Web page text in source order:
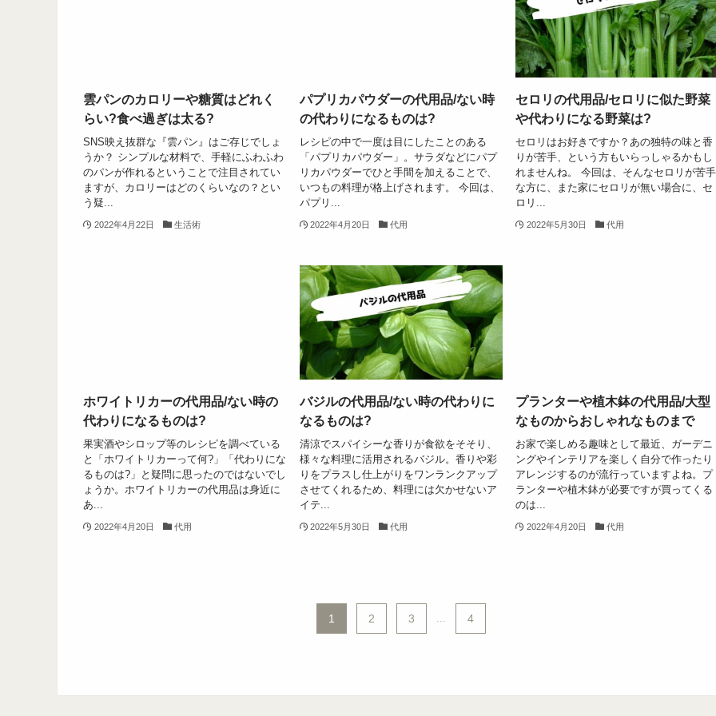
雲パンのカロリーや糖質はどれく
らい?食べ過ぎは太る?
SNS映え抜群な『雲パン』はご存じでしょ
うか？ シンプルな材料で、手軽にふわふわ
のパンが作れるということで注目されてい
ますが、カロリーはどのくらいなの？とい
う疑...
2022年4月22日 生活術
パプリカパウダーの代用品/ない時
の代わりになるものは?
レシピの中で一度は目にしたことのある
「パプリカパウダー」。サラダなどにパプ
リカパウダーでひと手間を加えることで、
いつもの料理が格上げされます。 今回は、
パプリ...
2022年4月20日 代用
セロリの代用品/セロリに似た野菜
や代わりになる野菜は?
セロリはお好きですか？あの独特の味と香
りが苦手、という方もいらっしゃるかもし
れませんね。 今回は、そんなセロリが苦手
な方に、また家にセロリが無い場合に、セ
ロリ...
2022年5月30日 代用
ホワイトリカーの代用品/ない時の
代わりになるものは?
果実酒やシロップ等のレシピを調べている
と「ホワイトリカーって何?」「代わりにな
るものは?」と疑問に思ったのではないでし
ょうか。ホワイトリカーの代用品は身近に
あ...
2022年4月20日 代用
バジルの代用品/ない時の代わりに
なるものは?
清涼でスパイシーな香りが食欲をそそり、
様々な料理に活用されるバジル。香りや彩
りをプラスし仕上がりをワンランクアップ
させてくれるため、料理には欠かせないア
イテ...
2022年5月30日 代用
プランターや植木鉢の代用品/大型
なものからおしゃれなものまで
お家で楽しめる趣味として最近、ガーデニ
ングやインテリアを楽しく自分で作ったり
アレンジするのが流行っていますよね。プ
ランターや植木鉢が必要ですが買ってくる
のは...
2022年4月20日 代用
1 2 3 4